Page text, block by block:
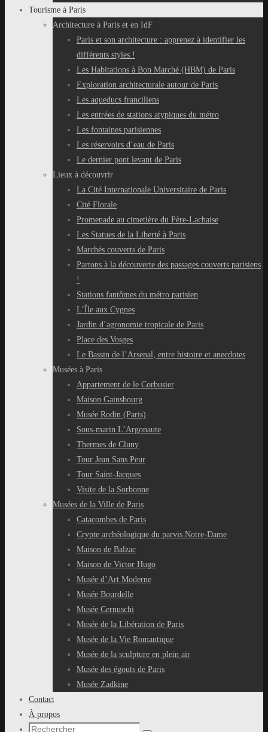
Tourisme à Paris
Architecture à Paris et en IdF
Paris et son architecture : apprenez à identifier les
différents styles !
Les Habitations à Bon Marché (HBM) de Paris
Exploration architecturale autour de Paris
Les aqueducs franciliens
Les entrées de stations atypiques du métro
Les fontaines parisiennes
Les réservoirs d’eau de Paris
Le dernier pont levant de Paris
Lieux à découvrir
La Cité Internationale Universitaire de Paris
Cité Florale
Promenade au cimetière du Père-Lachaise
Les Statues de la Liberté à Paris
Marchés couverts de Paris
Partons à la découverte des passages couverts parisiens
!
Stations fantômes du métro parisien
L’Île aux Cygnes
Jardin d’agronomie tropicale de Paris
Place des Vosges
Le Bassin de l’Arsenal, entre histoire et anecdotes
Musées à Paris
Appartement de le Corbusier
Maison Gainsbourg
Musée Rodin (Paris)
Sous-marin L’Argonaute
Thermes de Cluny
Tour Jean Sans Peur
Tour Saint-Jacques
Visite de la Sorbonne
Musées de la Ville de Paris
Catacombes de Paris
Crypte archéologique du parvis Notre-Dame
Maison de Balzac
Maison de Victor Hugo
Musée d’Art Moderne
Musée Bourdelle
Musée Cernuschi
Musée de la Libération de Paris
Musée de la Vie Romantique
Musée de la sculpture en plein air
Musée des égouts de Paris
Musée Zadkine
Contact
À propos
Recherche